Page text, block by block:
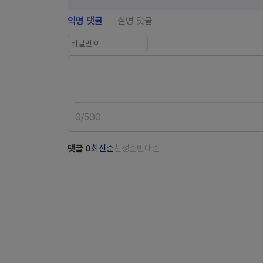
익명 댓글 실명 댓글
0/500
댓글 0최신순찬성순반대순